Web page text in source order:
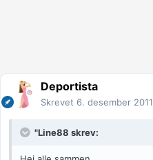
Deportista
Skrevet 6. desember 2011
"Line88 skrev: